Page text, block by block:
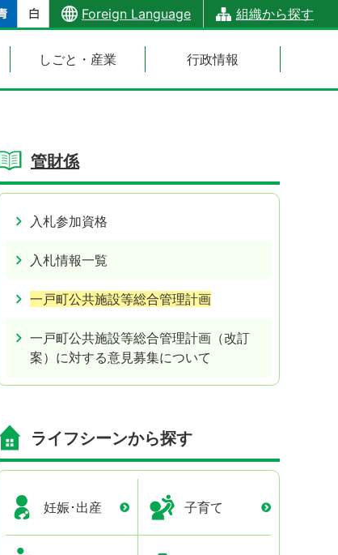
Foreign Language 組織から探す
しごと・産業 行政情報
管財係
入札参加資格
入札情報一覧
一戸町公共施設等総合管理計画
一戸町公共施設等総合管理計画（改訂
案）に対する意見募集について
ライフシーンから探す
妊娠･出産 子育て